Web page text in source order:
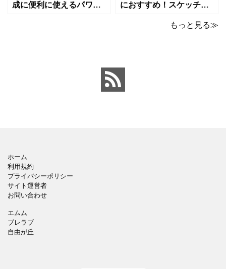
成に便利に使えるパワー
におすすめ！スケッチブ
なパワーポイントのテン
トにおすすめします。 ダ
ウンロードしてテキス
もっと見る≫
ホーム
利用規約
プライバシーポリシー
サイト運営者
お問い合わせ
エムム
ブレラブ
自由が丘